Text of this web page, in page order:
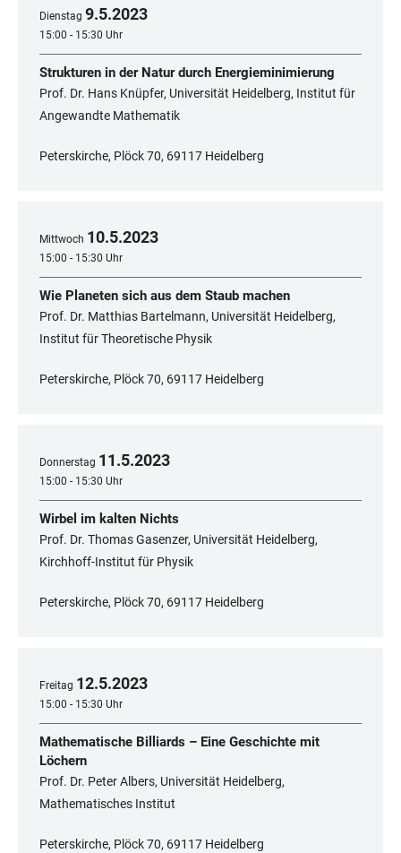
Dienstag 9.5.2023
15:00 - 15:30 Uhr
Strukturen in der Natur durch Energieminimierung
Prof. Dr. Hans Knüpfer, Universität Heidelberg, Institut für
Angewandte Mathematik
Peterskirche, Plöck 70, 69117 Heidelberg
Mittwoch 10.5.2023
15:00 - 15:30 Uhr
Wie Planeten sich aus dem Staub machen
Prof. Dr. Matthias Bartelmann, Universität Heidelberg,
Institut für Theoretische Physik
Peterskirche, Plöck 70, 69117 Heidelberg
Donnerstag 11.5.2023
15:00 - 15:30 Uhr
Wirbel im kalten Nichts
Prof. Dr. Thomas Gasenzer, Universität Heidelberg,
Kirchhoff-Institut für Physik
Peterskirche, Plöck 70, 69117 Heidelberg
Freitag 12.5.2023
15:00 - 15:30 Uhr
Mathematische Billiards – Eine Geschichte mit
Löchern
Prof. Dr. Peter Albers, Universität Heidelberg,
Mathematisches Institut
Peterskirche, Plöck 70, 69117 Heidelberg